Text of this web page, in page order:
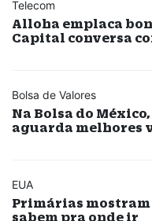
Telecom
Alloha emplaca
Capital conversa
Bolsa de Valores
Na Bolsa do
aguarda melhores
EUA
Primárias mostram
sabem pra onde ir